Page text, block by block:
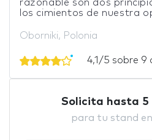
razonable son dos
los cimientos de nuestra
Oborniki, Polonia
4,1/5 sobre 9
Solicita hasta 5
para tu stand